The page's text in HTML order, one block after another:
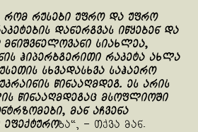
რომ რუსები უფრო და უფრო
დანერგვას იწყებენ და
მნიშვნელოვანი სიახლეა,
ჰიპერბგერითი რაკეტა ახლა
სხვადასხვა საჰაერო
წინააღმდეგ. ეს არის
წინააღმდეგაც მსოფლიოში
მან აჩვენა
ბა“, – თქვა მან.